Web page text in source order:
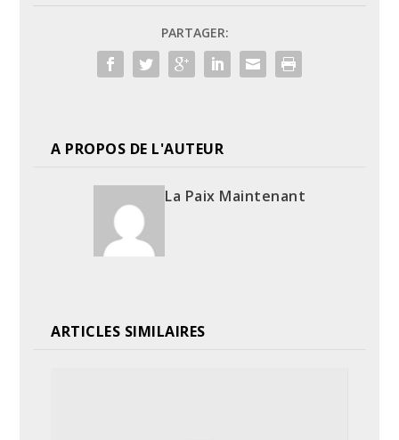
PARTAGER:
A PROPOS DE L'AUTEUR
La Paix Maintenant
ARTICLES SIMILAIRES